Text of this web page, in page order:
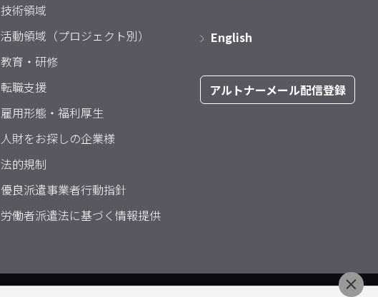
技術領域
活動領域（プロジェクト別）
教育・研修
転職支援
雇用形態・福利厚生
人財をお探しの企業様
法的規制
優良派遣事業者行動指針
労働者派遣法に基づく情報提供
English
アルトナーメール配信登録